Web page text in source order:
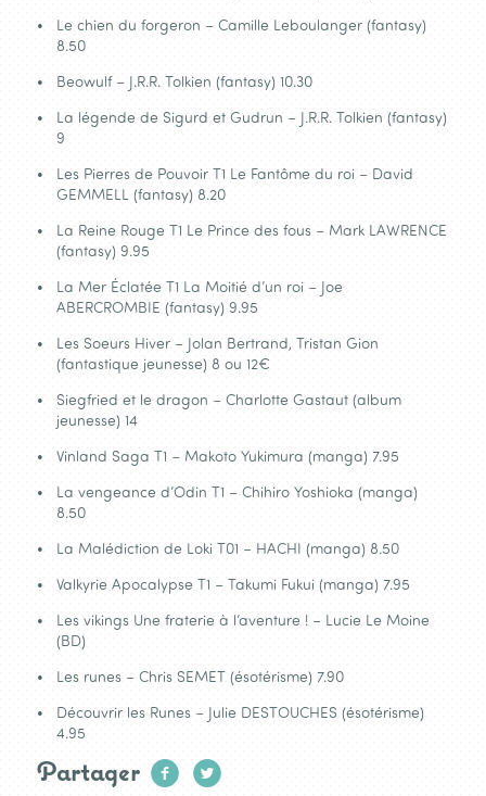
Le chien du forgeron – Camille Leboulanger (fantasy)
8.50
Beowulf – J.R.R. Tolkien (fantasy) 10.30
La légende de Sigurd et Gudrun – J.R.R. Tolkien (fantasy)
9
Les Pierres de Pouvoir T1 Le Fantôme du roi – David
GEMMELL (fantasy) 8.20
La Reine Rouge T1 Le Prince des fous – Mark LAWRENCE
(fantasy) 9.95
La Mer Éclatée T1 La Moitié d’un roi – Joe
ABERCROMBIE (fantasy) 9.95
Les Soeurs Hiver – Jolan Bertrand, Tristan Gion
(fantastique jeunesse) 8 ou 12€
Siegfried et le dragon – Charlotte Gastaut (album
jeunesse) 14
Vinland Saga T1 – Makoto Yukimura (manga) 7.95
La vengeance d’Odin T1 – Chihiro Yoshioka (manga)
8.50
La Malédiction de Loki T01 – HACHI (manga) 8.50
Valkyrie Apocalypse T1 – Takumi Fukui (manga) 7.95
Les vikings Une fraterie à l’aventure ! – Lucie Le Moine
(BD)
Les runes – Chris SEMET (ésotérisme) 7.90
Découvrir les Runes – Julie DESTOUCHES (ésotérisme)
4.95
Partager